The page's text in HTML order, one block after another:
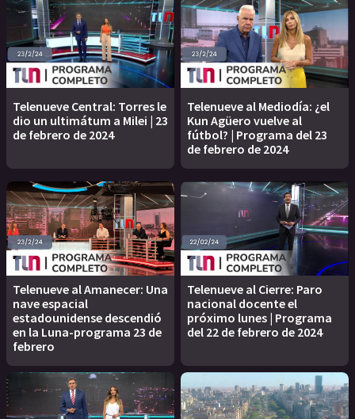
Telenueve Central: Torres le
dio un ultimátum a Milei | 23
de febrero de 2024
Telenueve al Mediodía: ¿el
Kun Agüero vuelve al
fútbol? | Programa del 23
de febrero de 2024
Telenueve al Amanecer: Una
nave espacial
estadounidense descendió
en la Luna-programa 23 de
febrero
Telenueve al Cierre: Paro
nacional docente el
próximo lunes | Programa
del 22 de febrero de 2024